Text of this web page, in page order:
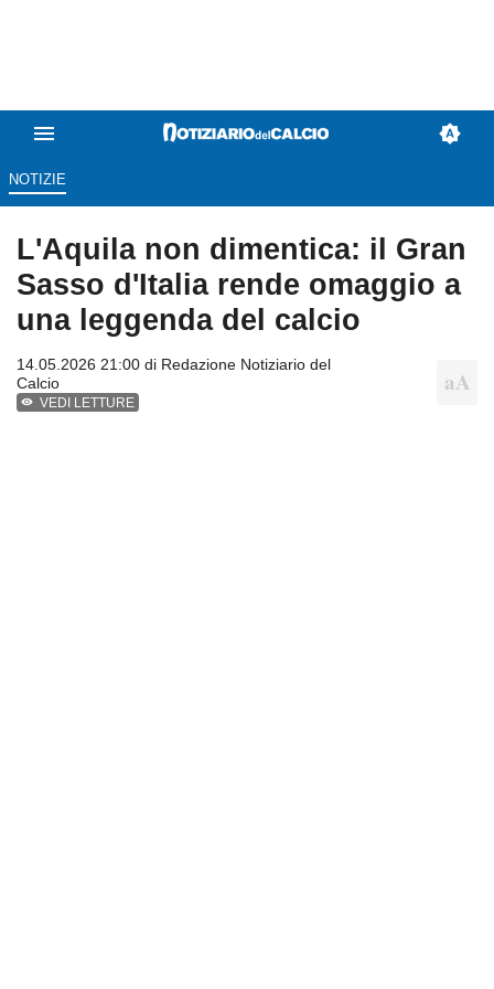
NOTIZIE
L'Aquila non dimentica: il Gran
Sasso d'Italia rende omaggio a
una leggenda del calcio
14.05.2026 21:00 di Redazione Notiziario del
Calcio
VEDI LETTURE